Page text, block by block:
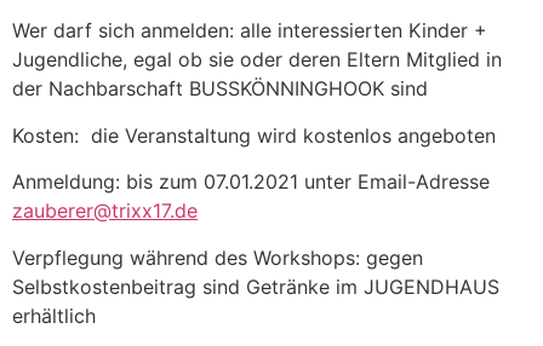
Wer darf sich anmelden: alle interessierten Kinder +
Jugendliche, egal ob sie oder deren Eltern Mitglied in
der Nachbarschaft BUSSKÖNNINGHOOK sind
Kosten: die Veranstaltung wird kostenlos angeboten
Anmeldung: bis zum 07.01.2021 unter Email-Adresse
zauberer@trixx17.de
Verpflegung während des Workshops: gegen
Selbstkostenbeitrag sind Getränke im JUGENDHAUS
erhältlich